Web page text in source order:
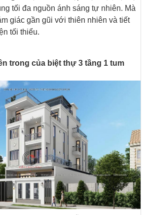
tối đa nguồn ánh sáng tự nhiên. Mà
giác gần gũi với thiên nhiên và tiết
tối thiểu.
trong của biệt thự 3 tầng 1 tum